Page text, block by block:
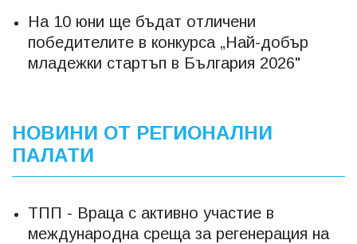
На 10 юни ще бъдат отличени
победителите в конкурса „Най-добър
младежки стартъп в България 2026"
НОВИНИ ОТ РЕГИОНАЛНИ
ПАЛАТИ
ТПП - Враца с активно участие в
международна среща за регенерация на